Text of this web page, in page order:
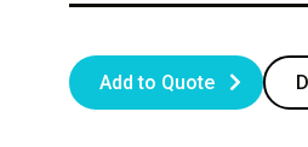
Add to Quote